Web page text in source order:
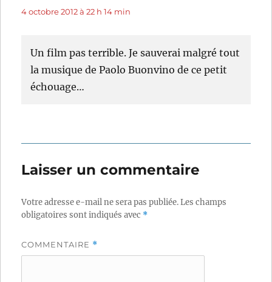
4 octobre 2012 à 22 h 14 min
Un film pas terrible. Je sauverai malgré tout
la musique de Paolo Buonvino de ce petit
échouage…
Laisser un commentaire
Votre adresse e-mail ne sera pas publiée.Les champs
obligatoires sont indiqués avec *
COMMENTAIRE *